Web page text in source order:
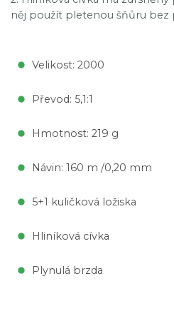
něj použít pletenou šňůru bez
Velikost: 2000
Převod: 5,1:1
Hmotnost: 219 g
Návin: 160 m /0,20 mm
5+1 kuličková ložiska
Hliníková cívka
Plynulá brzda